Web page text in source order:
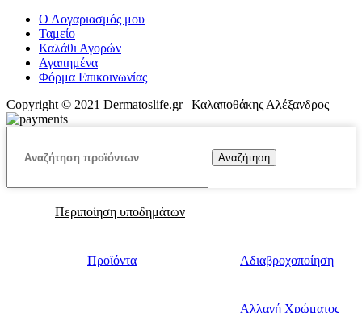
Ο Λογαριασμός μου
Ταμείο
Καλάθι Αγορών
Αγαπημένα
Φόρμα Επικοινωνίας
Copyright © 2021 Dermatoslife.gr | Καλαποθάκης Αλέξανδρος
Αναζήτηση
Περιποίηση υποδημάτων
Προϊόντα Αδιαβροχοποίηση
Αλλαγή Χρώματος